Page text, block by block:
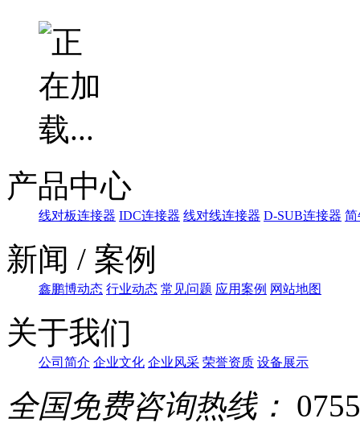
产品中心
线对板连接器 IDC连接器 线对线连接器 D-SUB连接器 简
新闻 / 案例
鑫鹏博动态 行业动态 常见问题 应用案例 网站地图
关于我们
公司简介 企业文化 企业风采 荣誉资质 设备展示
全国免费咨询热线：